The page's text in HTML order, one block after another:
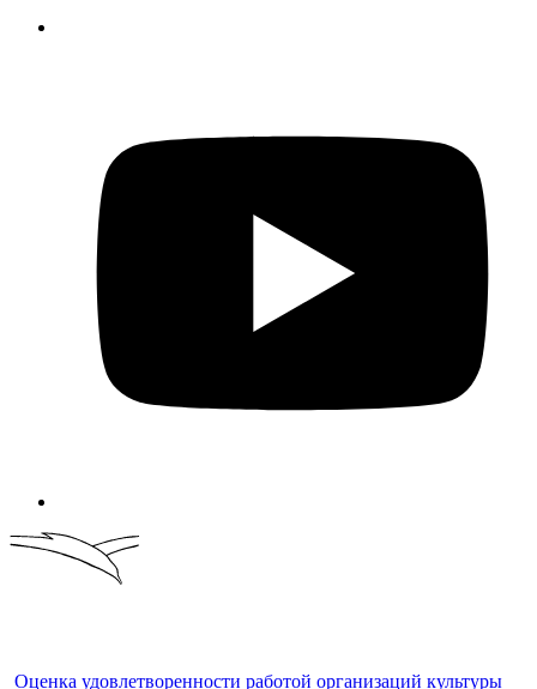
Оценка удовлетворенности работой организаций культуры